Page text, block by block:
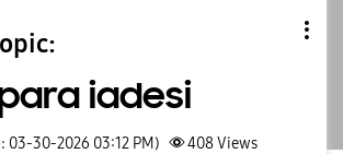
iadesi
03-30-2026 03:12 PM) 408Views